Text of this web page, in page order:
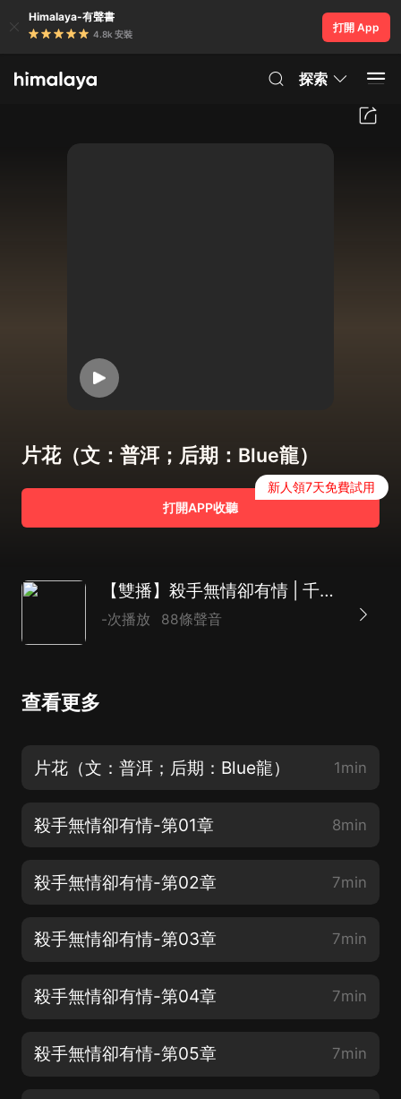
Himalaya-有聲書
4.8k 安裝
打開 App
探索
片花（文：普洱；后期：Blue龍）
打開APP收聽
新人領7天免費試用
【雙播】殺手無情卻有情 | 千年的恩怨情仇 | 幻
-次播放 88條聲音
查看更多
片花（文：普洱；后期：Blue龍） 1min
殺手無情卻有情-第01章 8min
殺手無情卻有情-第02章 7min
殺手無情卻有情-第03章 7min
殺手無情卻有情-第04章 7min
殺手無情卻有情-第05章 7min